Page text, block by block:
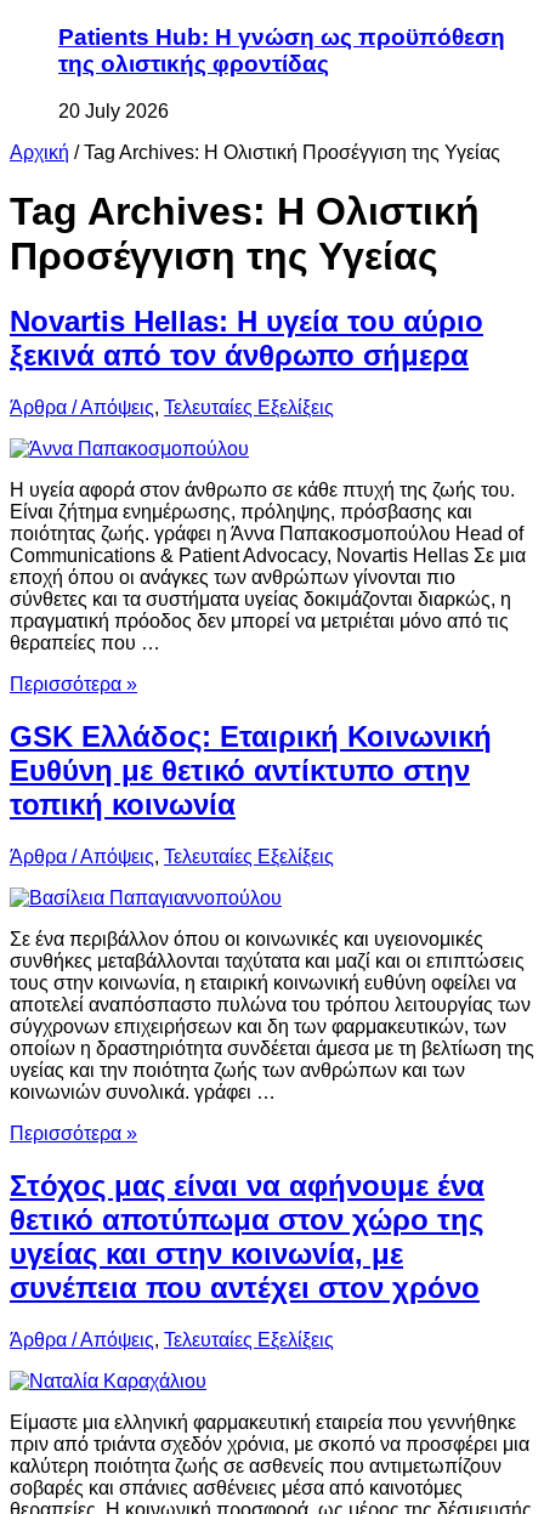
Patients Hub: Η γνώση ως προϋπόθεση
της ολιστικής φροντίδας
20 July 2026
Αρχική / Tag Archives: H Ολιστική Προσέγγιση της Υγείας
Tag Archives: H Ολιστική
Προσέγγιση της Υγείας
Novartis Hellas: Η υγεία του αύριο
ξεκινά από τον άνθρωπο σήμερα
Άρθρα / Απόψεις, Τελευταίες Εξελίξεις
Η υγεία αφορά στον άνθρωπο σε κάθε πτυχή της ζωής του.
Είναι ζήτημα ενημέρωσης, πρόληψης, πρόσβασης και
ποιότητας ζωής. γράφει η Άννα Παπακοσμοπούλου Head of
Communications & Patient Advocacy, Novartis Hellas Σε μια
εποχή όπου οι ανάγκες των ανθρώπων γίνονται πιο
σύνθετες και τα συστήματα υγείας δοκιμάζονται διαρκώς, η
πραγματική πρόοδος δεν μπορεί να μετριέται μόνο από τις
θεραπείες που …
Περισσότερα »
GSK Ελλάδος: Εταιρική Κοινωνική
Ευθύνη με θετικό αντίκτυπο στην
τοπική κοινωνία
Άρθρα / Απόψεις, Τελευταίες Εξελίξεις
Σε ένα περιβάλλον όπου οι κοινωνικές και υγειονομικές
συνθήκες μεταβάλλονται ταχύτατα και μαζί και οι επιπτώσεις
τους στην κοινωνία, η εταιρική κοινωνική ευθύνη οφείλει να
αποτελεί αναπόσπαστο πυλώνα του τρόπου λειτουργίας των
σύγχρονων επιχειρήσεων και δη των φαρμακευτικών, των
οποίων η δραστηριότητα συνδέεται άμεσα με τη βελτίωση της
υγείας και την ποιότητα ζωής των ανθρώπων και των
κοινωνιών συνολικά. γράφει …
Περισσότερα »
Στόχος μας είναι να αφήνουμε ένα
θετικό αποτύπωμα στον χώρο της
υγείας και στην κοινωνία, με
συνέπεια που αντέχει στον χρόνο
Άρθρα / Απόψεις, Τελευταίες Εξελίξεις
Είμαστε μια ελληνική φαρμακευτική εταιρεία που γεννήθηκε
πριν από τριάντα σχεδόν χρόνια, με σκοπό να προσφέρει μια
καλύτερη ποιότητα ζωής σε ασθενείς που αντιμετωπίζουν
σοβαρές και σπάνιες ασθένειες μέσα από καινοτόμες
θεραπείες. Η κοινωνική προσφορά, ως μέρος της δέσμευσής